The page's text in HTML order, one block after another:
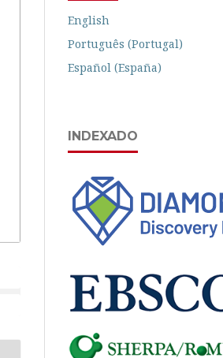
English
Português (Portugal)
Español (España)
INDEXADO